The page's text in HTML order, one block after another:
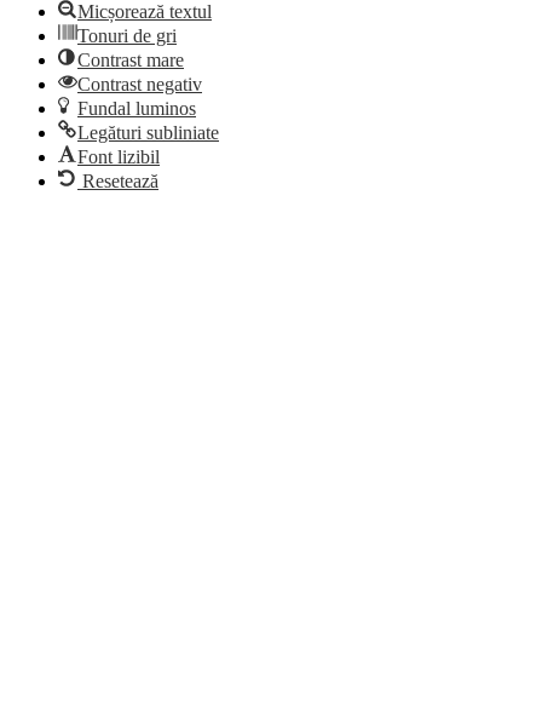
Micșorează textul
Tonuri de gri
Contrast mare
Contrast negativ
Fundal luminos
Legături subliniate
Font lizibil
Resetează